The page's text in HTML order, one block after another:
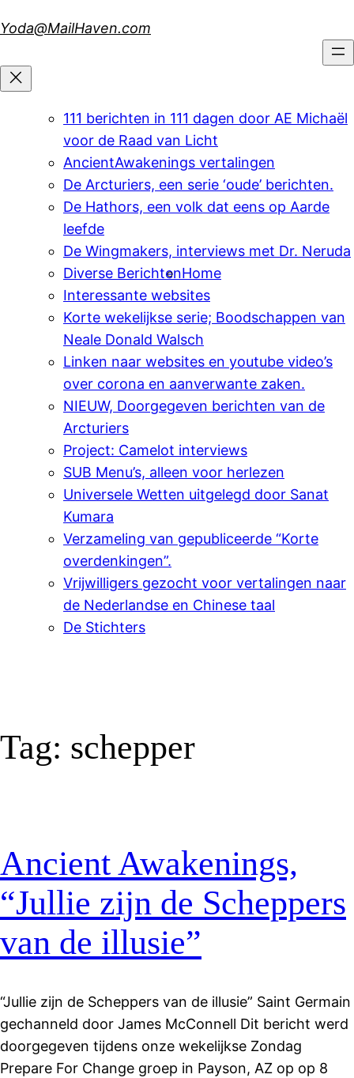
to
Yoda@MailHaven.com
111 berichten in 111 dagen door AE Michaël
voor de Raad van Licht
AncientAwakenings vertalingen
De Arcturiers, een serie ‘oude’ berichten.
De Hathors, een volk dat eens op Aarde
leefde
De Wingmakers, interviews met Dr. Neruda
Diverse BerichtenHome
Interessante websites
Korte wekelijkse serie; Boodschappen van
Neale Donald Walsch
Linken naar websites en youtube video’s
over corona en aanverwante zaken.
NIEUW, Doorgegeven berichten van de
Arcturiers
Project: Camelot interviews
SUB Menu’s, alleen voor herlezen
Universele Wetten uitgelegd door Sanat
Kumara
Verzameling van gepubliceerde “Korte
overdenkingen”.
Vrijwilligers gezocht voor vertalingen naar
de Nederlandse en Chinese taal
De Stichters
Tag: schepper
Ancient Awakenings,
“Jullie zijn de Scheppers
van de illusie”
“Jullie zijn de Scheppers van de illusie” Saint Germain
gechanneld door James McConnell Dit bericht werd
doorgegeven tijdens onze wekelijkse Zondag
Prepare For Change groep in Payson, AZ op op 8